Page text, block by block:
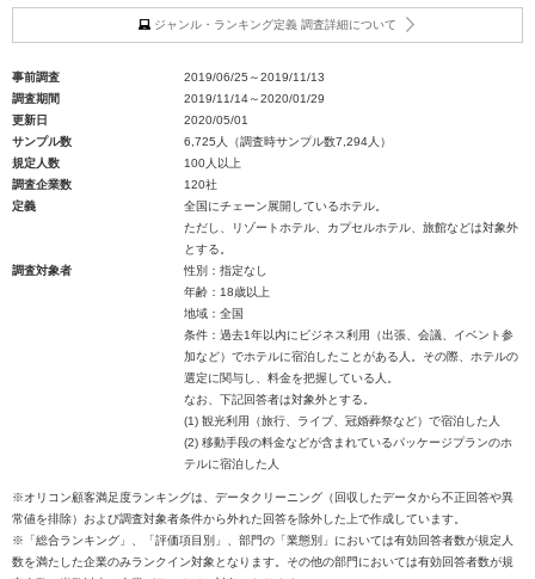
ジャンル・ランキング定義 調査詳細について
事前調査
2019/06/25～2019/11/13
調査期間
2019/11/14～2020/01/29
更新日
2020/05/01
サンプル数
6,725人（調査時サンプル数7,294人）
規定人数
100人以上
調査企業数
120社
定義
全国にチェーン展開しているホテル。
ただし、リゾートホテル、カプセルホテル、旅館などは対象外
とする。
調査対象者
性別：指定なし
年齢：18歳以上
地域：全国
条件：過去1年以内にビジネス利用（出張、会議、イベント参
加など）でホテルに宿泊したことがある人。その際、ホテルの
選定に関与し、料金を把握している人。
なお、下記回答者は対象外とする。
(1) 観光利用（旅行、ライブ、冠婚葬祭など）で宿泊した人
(2) 移動手段の料金などが含まれているパッケージプランのホ
テルに宿泊した人
※オリコン顧客満足度ランキングは、データクリーニング（回収したデータから不正回答や異
常値を排除）および調査対象者条件から外れた回答を除外した上で作成しています。
※「総合ランキング」、「評価項目別」、部門の「業態別」においては有効回答者数が規定人
数を満たした企業のみランクイン対象となります。その他の部門においては有効回答者数が規